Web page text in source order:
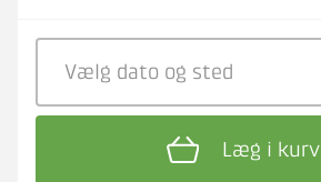
Vælg dato og sted
Læg i kurv